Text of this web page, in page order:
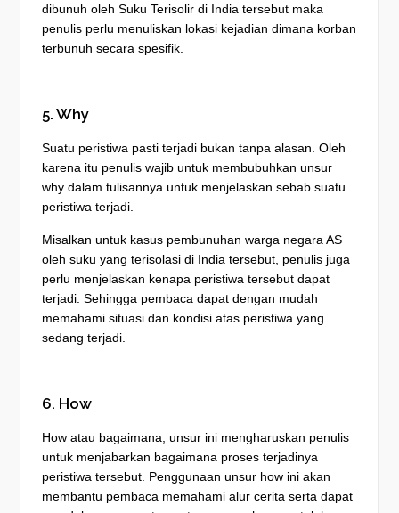
dibunuh oleh Suku Terisolir di India tersebut maka
penulis perlu menuliskan lokasi kejadian dimana korban
terbunuh secara spesifik.
5. Why
Suatu peristiwa pasti terjadi bukan tanpa alasan. Oleh
karena itu penulis wajib untuk membubuhkan unsur
why dalam tulisannya untuk menjelaskan sebab suatu
peristiwa terjadi.
Misalkan untuk kasus pembunuhan warga negara AS
oleh suku yang terisolasi di India tersebut, penulis juga
perlu menjelaskan kenapa peristiwa tersebut dapat
terjadi. Sehingga pembaca dapat dengan mudah
memahami situasi dan kondisi atas peristiwa yang
sedang terjadi.
6. How
How atau bagaimana, unsur ini mengharuskan penulis
untuk menjabarkan bagaimana proses terjadinya
peristiwa tersebut. Penggunaan unsur how ini akan
membantu pembaca memahami alur cerita serta dapat